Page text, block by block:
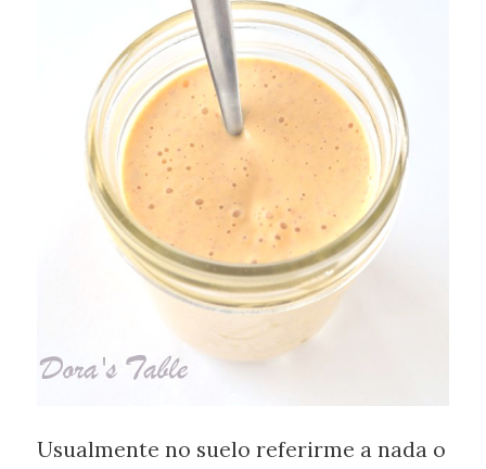
Usualmente no suelo referirme a nada o